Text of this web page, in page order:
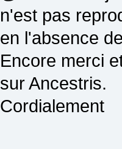
n'est pas
en l'absence
Encore merci
sur Ancestris.
Cordialement